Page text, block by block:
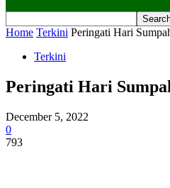
Home Terkini Peringati Hari
Terkini
Peringati Hari
December 5, 2022
0
793